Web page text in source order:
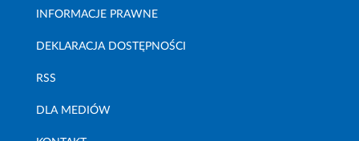
INFORMACJE PRAWNE
DEKLARACJA DOSTĘPNOŚCI
RSS
DLA MEDIÓW